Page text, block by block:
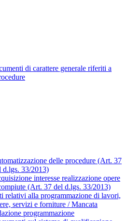
di carattere generale riferiti a
delle procedure (Art. 37
d.lgs. 33/2013)
interesse realizzazione opere
(Art. 37 del d.lgs. 33/2013)
relativi alla programmazione di lavori,
servizi e forniture / Mancata
programmazione